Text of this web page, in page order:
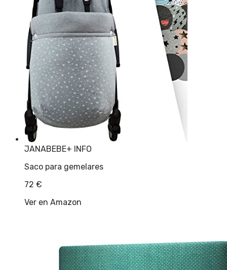
JANABEBE+ INFO
Saco para gemelares
72 €
Ver en Amazon